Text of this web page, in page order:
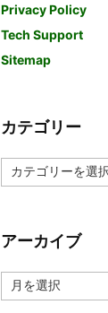
Privacy Policy
Tech Support
Sitemap
カテゴリー
テ
ー
アーカイブ
ー